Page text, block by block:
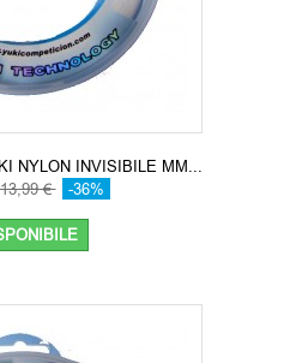
NYLON INVISIBILE MM...
13,99 € -36%